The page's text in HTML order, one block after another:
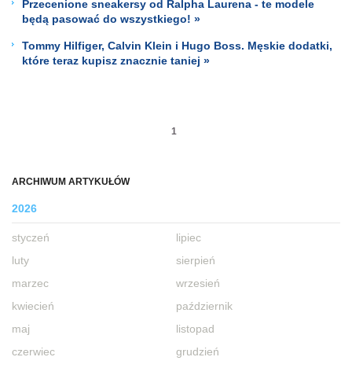
ARCHIWUM ARTYKUŁÓW
2026
styczeń
luty
marzec
kwiecień
maj
czerwiec
lipiec
sierpień
wrzesień
październik
listopad
grudzień
Przecenione sneakersy od Ralpha Laurena - te modele
będą pasować do wszystkiego! »
Tommy Hilfiger, Calvin Klein i Hugo Boss. Męskie dodatki,
które teraz kupisz znacznie taniej »
1